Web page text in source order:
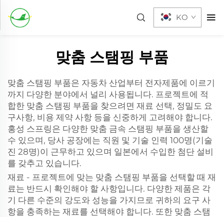
KO
맞춤 스탬핑 부품
맞춤 스탬핑 부품은 자동차 산업부터 전자제품에 이르기
까지 다양한 분야에서 널리 사용됩니다. 프로젝트에 적
합한 맞춤 스탬핑 부품을 찾으려면 재료 선택, 정밀도 요
구사항, 비용 제약 사항 등을 신중하게 고려해야 합니다.
홍성 스프링은 다양한 맞춤 금속 스탬핑 부품을 생산할
수 있으며, 당사 공장에는 직원 및 기술 인력 100명(기술
진 28명)이 근무하고 있으며 일본에서 수입한 첨단 설비
를 갖추고 있습니다.
재료 - 프로젝트에 맞는 맞춤 스탬핑 부품을 선택할 때 재
료는 반드시 확인해야 할 사항입니다. 다양한 제품은 각
기 다른 수준의 강도와 성능을 가지므로 귀하의 요구 사
항을 충족하는 재료를 선택해야 합니다. 또한 맞춤 스탬